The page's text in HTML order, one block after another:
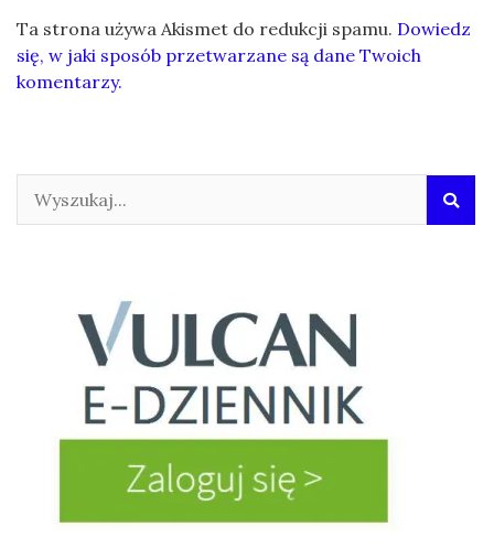
Ta strona używa Akismet do redukcji spamu. Dowiedz
się, w jaki sposób przetwarzane są dane Twoich
komentarzy.